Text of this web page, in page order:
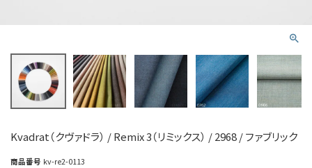
Kvadrat（クヴァドラ） / Remix 3（リミックス） / 2968 / ファブリック
商品番号 kv-re2-0113